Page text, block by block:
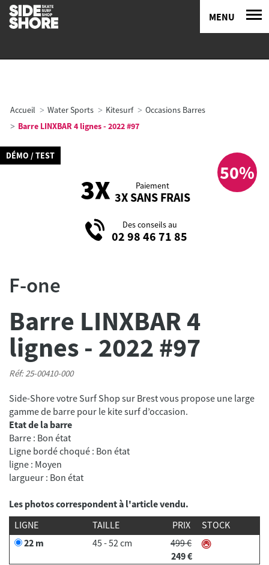
MENU
Accueil Water Sports Kitesurf
Occasions Barres
Barre LINXBAR 4 lignes - 2022 #97
50%
DÉMO / TEST
Paiement
3X SANS FRAIS
Des conseils au
02 98 46 71 85
F-one
Barre LINXBAR 4
lignes - 2022 #97
Réf: 25-00410-000
Side-Shore votre Surf Shop sur Brest vous propose une large
Etat de la barre
Barre : Bon état
Ligne bordé choqué : Bon état
ligne : Moyen
largueur : Bon état
Les photos correspondent à l'article vendu.
LIGNE
TAILLE PRIX
STOCK
22 m
45 - 52 cm
499 €
249 €